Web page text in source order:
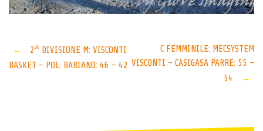
Post
←
2^ DIVISIONE M: VISCONTI
BASKET – POL. BARIANO: 46 – 42
C FEMMINILE: MECSYSTEM
VISCONTI – CASIGASA PARRE: 55 –
54
→